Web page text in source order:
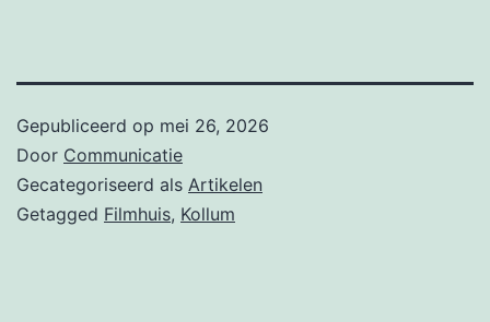
Gepubliceerd op mei 26, 2026
Door Communicatie
Gecategoriseerd als Artikelen
Getagged Filmhuis, Kollum